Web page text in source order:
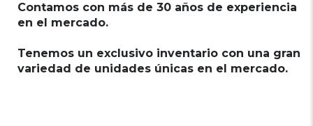
Contamos con más de 30 años de experiencia
en el mercado.
Tenemos un exclusivo inventario con una gran
variedad de unidades únicas en el mercado.